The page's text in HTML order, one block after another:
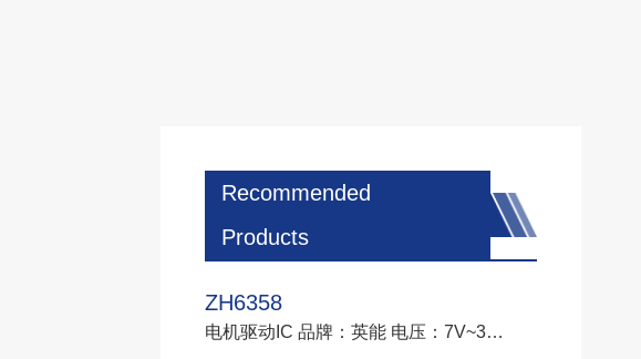
Recommended
Products
ZH6358
电机驱动IC 品牌：英能 电压：7V~32V 最大电流：150mA 工作温度：-40℃~150℃ 封装：ETSSOP24 应用：三相水冷显卡散热器、扫地机器人主吸电机、风扇、水泵、三相永磁同步电机